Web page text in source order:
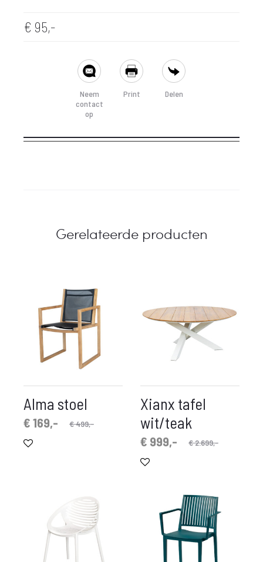
€ 95,-
Neem
contact
op
Print Delen
Gerelateerde producten
Alma stoel
€499,-
€169,-
prijs
Xianx tafel
wit/teak
€2.699,-
Oorspronkelijke
€ 999,-
Huidige
prijs